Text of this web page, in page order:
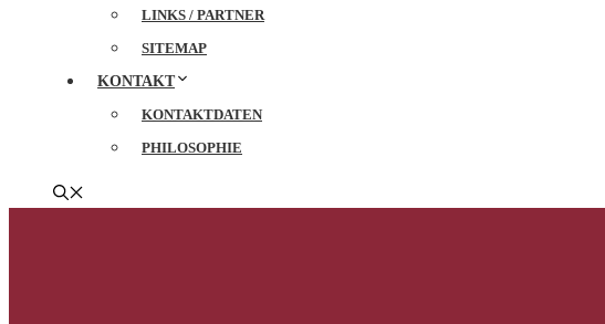
LINKS / PARTNER
SITEMAP
KONTAKT
KONTAKTDATEN
PHILOSOPHIE